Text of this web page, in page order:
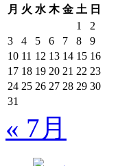
月 火 水 木 金 土 日
1
2
3
4 5 6 7 8
9
10 11 12 13 14 15 16
17 18 19 20 21 22 23
24 25 26 27 28 29 30
31
« 7月